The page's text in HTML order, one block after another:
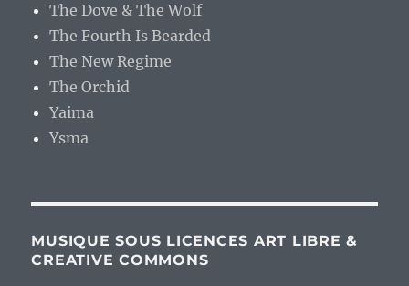
The Dove & The Wolf
The Fourth Is Bearded
The New Regime
The Orchid
Yaima
Ysma
MUSIQUE SOUS LICENCES ART LIBRE &
CREATIVE COMMONS